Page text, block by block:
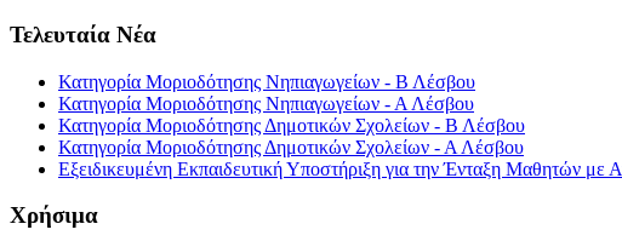
Τελευταία Νέα
Κατηγορία Μοριοδότησης Νηπιαγωγείων - Β Λέσβου
Κατηγορία Μοριοδότησης Νηπιαγωγείων - Α Λέσβου
Κατηγορία Μοριοδότησης Δημοτικών Σχολείων - Β Λέσβου
Κατηγορία Μοριοδότησης Δημοτικών Σχολείων - Α Λέσβου
Εξειδικευμένη Εκπαιδευτική Υποστήριξη για την Ένταξη Μαθητών με
Χρήσιμα